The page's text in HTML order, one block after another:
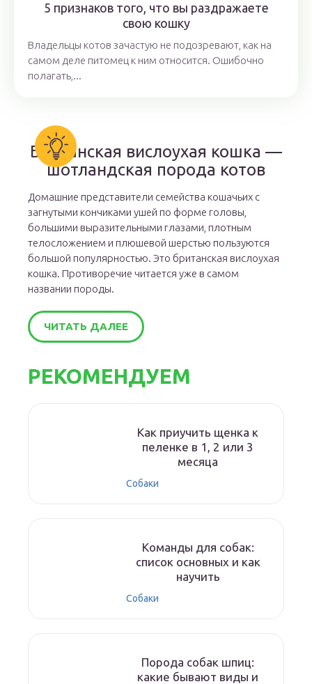
5 признаков того, что вы раздражаете
свою кошку
Владельцы котов зачастую не подозревают, как на
самом деле питомец к ним относится. Ошибочно
полагать,...
Британская вислоухая кошка —
шотландская порода котов
Домашние представители семейства кошачьих с
загнутыми кончиками ушей по форме головы,
большими выразительными глазами, плотным
телосложением и плюшевой шерстью пользуются
большой популярностью. Это британская вислоухая
кошка. Противоречие читается уже в самом
названии породы.
ЧИТАТЬ ДАЛЕЕ
РЕКОМЕНДУЕМ
Как приучить щенка к
пеленке в 1, 2 или 3
месяца
Собаки
Команды для собак:
список основных и как
научить
Собаки
Порода собак шпиц:
какие бывают виды и